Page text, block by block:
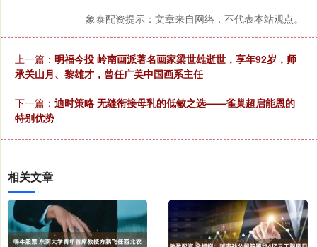
象泰配资提示：文章来自网络，不代表本站观点。
上一篇： 明福今投 岭南画派著名画家梁世雄逝世，享年92岁，师
承关山月、黎雄才，曾任广美中国画系主任
下一篇： 迪时策略 无缝衔接母乳的低敏之选——雀巢超启能恩的
特别优势
相关文章